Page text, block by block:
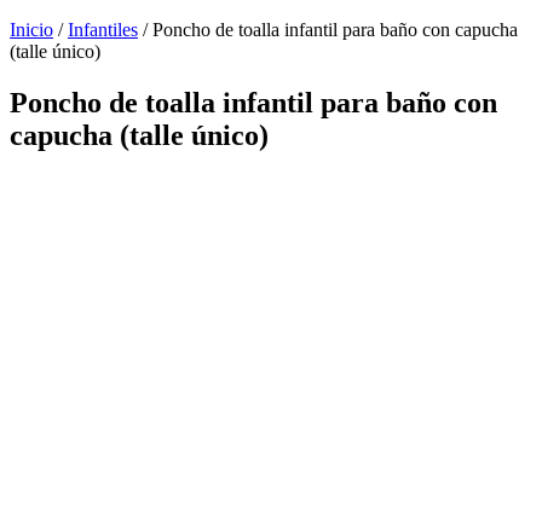
Inicio /Infantiles / Poncho de toalla infantil para baño con capucha
(talle único)
Poncho de toalla infantil para baño con
capucha (talle único)